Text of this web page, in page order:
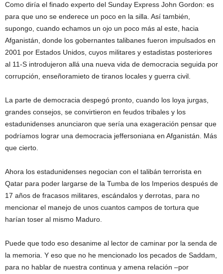
Como diría el finado experto del Sunday Express John Gordon: es
para que uno se enderece un poco en la silla. Así también,
supongo, cuando echamos un ojo un poco más al este, hacia
Afganistán, donde los gobernantes talibanes fueron impulsados en
2001 por Estados Unidos, cuyos militares y estadistas posteriores
al 11-S introdujeron allá una nueva vida de democracia seguida por
corrupción, enseñoramieto de tiranos locales y guerra civil.
La parte de democracia despegó pronto, cuando los loya jurgas,
grandes consejos, se convirtieron en feudos tribales y los
estadunidenses anunciaron que sería una exageración pensar que
podríamos lograr una democracia jeffersoniana en Afganistán. Más
que cierto.
Ahora los estadunidenses negocian con el talibán terrorista en
Qatar para poder largarse de la Tumba de los Imperios después de
17 años de fracasos militares, escándalos y derrotas, para no
mencionar el manejo de unos cuantos campos de tortura que
harían toser al mismo Maduro.
Puede que todo eso desanime al lector de caminar por la senda de
la memoria. Y eso que no he mencionado los pecados de Saddam,
para no hablar de nuestra continua y amena relación –por